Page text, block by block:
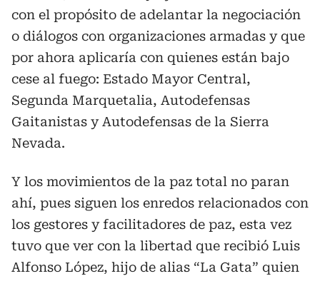
con el propósito de adelantar la negociación
o diálogos con organizaciones armadas y que
por ahora aplicaría con quienes están bajo
cese al fuego: Estado Mayor Central,
Segunda Marquetalia, Autodefensas
Gaitanistas y Autodefensas de la Sierra
Nevada.
Y los movimientos de la paz total no paran
ahí, pues siguen los enredos relacionados con
los gestores y facilitadores de paz, esta vez
tuvo que ver con la libertad que recibió Luis
Alfonso López, hijo de alias “La Gata” quien